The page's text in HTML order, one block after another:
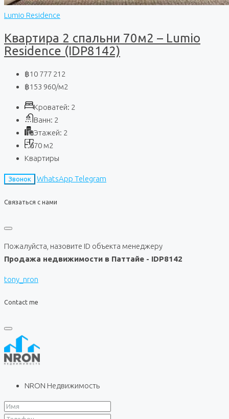
Lumio Residence
Квартира 2 спальни 70м2 – Lumio
Residence (IDP8142)
฿10 777 212
฿153 960/м2
Кроватей: 2
Ванн: 2
Этажей: 2
70 м2
Квартиры
Звонок WhatsApp Telegram
Связаться с нами
Пожалуйста, назовите ID объекта менеджеру
Продажа недвижимости в Паттайе - IDP8142
tony_nron
Contact me
NRON Недвижимость